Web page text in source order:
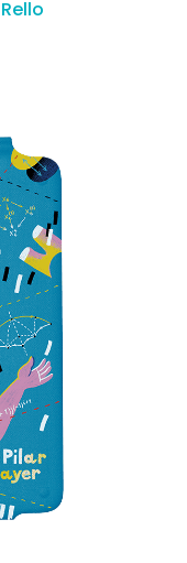
original era: 39.90€.
precio actual es: